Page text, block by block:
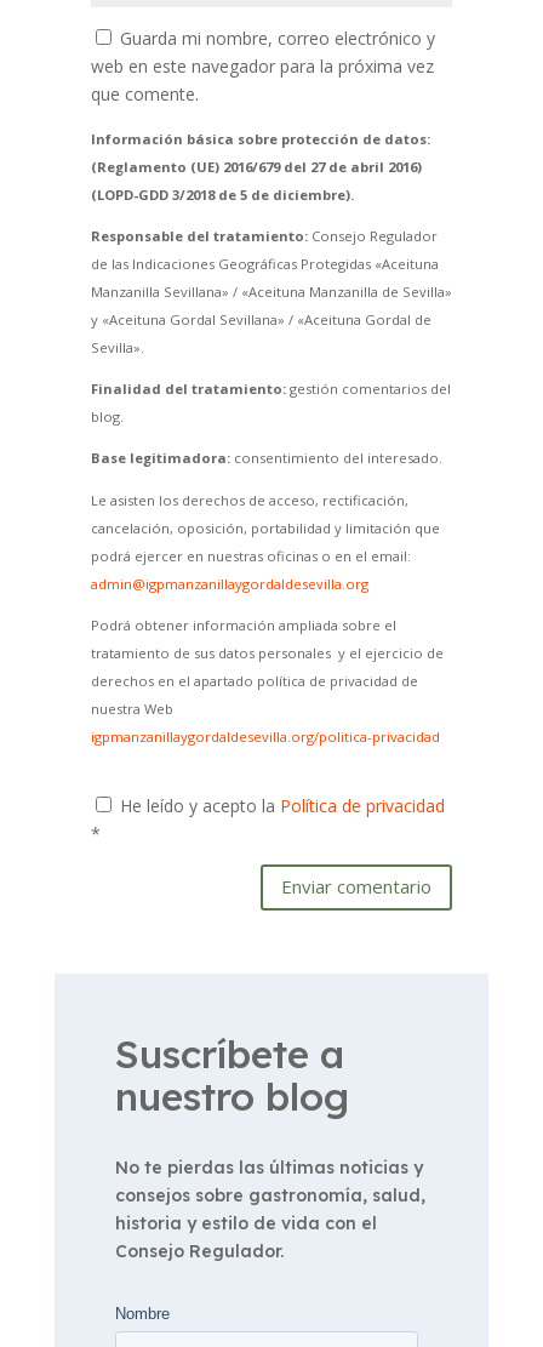
Guarda mi nombre, correo electrónico y
web en este navegador para la próxima vez
que comente.
Información básica sobre protección de datos:
(Reglamento (UE) 2016/679 del 27 de abril 2016)
(LOPD-GDD 3/2018 de 5 de diciembre).
Responsable del tratamiento:Consejo Regulador
de las Indicaciones Geográficas Protegidas «Aceituna
Manzanilla Sevillana» / «Aceituna Manzanilla de Sevilla»
y «Aceituna Gordal Sevillana» / «Aceituna Gordal de
Sevilla».
Finalidad del tratamiento:gestión comentarios del
blog.
Base legitimadora:consentimiento del interesado.
Le asisten los derechos de acceso, rectificación,
cancelación, oposición, portabilidad y limitación que
podrá ejercer en nuestras oficinas o en el email:
admin@igpmanzanillaygordaldesevilla.org
Podrá obtener información ampliada sobre el
tratamiento de sus datos personales y el ejercicio de
derechos en el apartado política de privacidad de
nuestra Web
igpmanzanillaygordaldesevilla.org/politica-privacidad
He leído y acepto la Política de privacidad
*
Enviar comentario
Suscríbete a
nuestro blog
No te pierdas las últimas noticias y
consejos sobre gastronomía, salud,
historia y estilo de vida con el
Consejo Regulador.